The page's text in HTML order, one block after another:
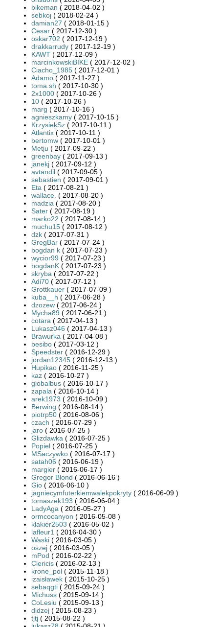
bikeman ( 2018-04-02 )
sebkoj ( 2018-02-24 )
damian27 ( 2018-01-15 )
Cesar ( 2017-12-30 )
oskar702 ( 2017-12-19 )
drakkarrudy ( 2017-12-19 )
KAWT ( 2017-12-09 )
marcinkowskiBIKE ( 2017-12-02 )
Ciacho_1985 ( 2017-12-01 )
Adamo ( 2017-11-27 )
toma.sh ( 2017-10-30 )
2x1000 ( 2017-10-26 )
10 ( 2017-10-26 )
marg ( 2017-10-16 )
agnieszkamy ( 2017-10-15 )
KrzysiekSz ( 2017-10-11 )
Atlantix ( 2017-10-11 )
bertomw ( 2017-10-01 )
Metju ( 2017-09-22 )
greenbay ( 2017-09-13 )
janekj ( 2017-09-12 )
avtandil ( 2017-09-05 )
sebastien ( 2017-09-01 )
Eta ( 2017-08-21 )
wallace. ( 2017-08-20 )
madzia ( 2017-08-20 )
Sater ( 2017-08-19 )
marko22 ( 2017-08-14 )
muchu15 ( 2017-08-12 )
dzk ( 2017-07-31 )
GregBar ( 2017-07-24 )
bogdan k ( 2017-07-23 )
wycior99 ( 2017-07-23 )
bogdanK ( 2017-07-23 )
skryba ( 2017-07-22 )
Adi70 ( 2017-07-12 )
Grottkauer ( 2017-07-09 )
kuba__h ( 2017-06-28 )
dzozew ( 2017-06-24 )
Mycha89 ( 2017-06-21 )
cotara ( 2017-04-13 )
Lukasz046 ( 2017-04-13 )
Brawurka ( 2017-04-08 )
besibo ( 2017-03-12 )
Speedster ( 2016-12-29 )
jordan12345 ( 2016-12-13 )
Hupikao ( 2016-11-25 )
kaz ( 2016-10-27 )
globalbus ( 2016-10-17 )
zapala ( 2016-10-14 )
arek1973 ( 2016-10-09 )
Berwing ( 2016-08-14 )
piotrp50 ( 2016-08-06 )
czach ( 2016-07-29 )
jaro ( 2016-07-25 )
Glizdawka ( 2016-07-25 )
Popiel ( 2016-07-25 )
MSaczywko ( 2016-07-17 )
satah06 ( 2016-06-19 )
margier ( 2016-06-17 )
Gregor Blond ( 2016-06-16 )
Gio ( 2016-06-10 )
jagniecymfuterkiemwalekpokryty ( 2016-06-09 )
tomaszek193 ( 2016-06-04 )
LadyAga ( 2016-05-27 )
ormcocanyon ( 2016-05-08 )
klakier2503 ( 2016-05-02 )
lafleur1 ( 2016-04-30 )
Waski ( 2016-03-05 )
oszej ( 2016-03-05 )
mPod ( 2016-02-22 )
Clericis ( 2016-02-13 )
krone_pol ( 2015-11-18 )
izaisławek ( 2015-10-25 )
sebaqgti ( 2015-09-24 )
Michuss ( 2015-09-14 )
CoLesiu ( 2015-09-13 )
didzej ( 2015-08-23 )
tjtj ( 2015-08-22 )